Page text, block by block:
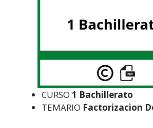
CURSO 1 Bachillerato
TEMARIO Factorizacion